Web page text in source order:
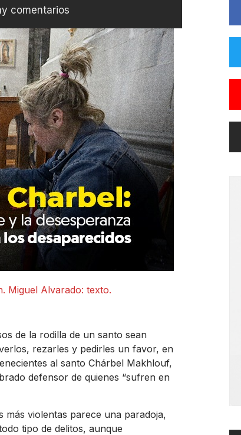
comentarios
Miguel Alvarado: texto.
de la rodilla de un santo sean
rezarles y pedirles un favor, en
al santo Chárbel Makhlouf,
defensor de quienes “sufren en
más violentas parece una paradoja,
tipo de delitos, aunque